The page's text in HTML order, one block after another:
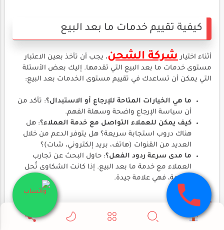
كيفية تقييم خدمات ما بعد البيع
أثناء اختيار شركة الشحن، يجب أن تأخذ بعين الاعتبار
مستوى خدمات ما بعد البيع التي تقدمها. إليك بعض الأسئلة
التي يمكن أن تساعدك في تقييم مستوى الخدمات بعد البيع:
ما هي الخيارات المتاحة للإرجاع أو الاستبدال؟: تأكد من
أن سياسة الإرجاع واضحة وسهلة الفهم.
كيف يمكن للعملاء التواصل مع خدمة العملاء؟: هل
هناك دروب استجابة سريعة؟ هل يتوفر الدعم من خلال
العديد من القنوات (هاتف، بريد إلكتروني، شات)؟
ما مدى سرعة ردود الفعل؟: حاول البحث عن تجارب
العملاء مع خدمة ما بعد البيع. إذا كانت الشكاوى تُحل
بسرعة، فهي علامة جيدة.
تجارب شخصية مع خدمات ما بعد البيع